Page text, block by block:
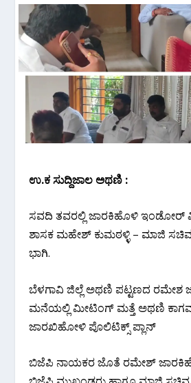
ಉ.ಕ ಸುದ್ದಿಜಾಲ ಅಥಣಿ :
ಸವದಿ ತವರಲ್ಲಿ ಜಾರಕಿಹೊಳಿ
ಶಾಸಕ ಮಹೇಶ್ ಕುಮಠಳ್ಳಿ – ಮಾಜಿ
ಭಾಗಿ.
ಬೆಳಗಾವಿ ಜಿಲ್ಲೆ ಅಥಣಿ ಪಟ್ಟಣದ ರಮೇಶ
ಮನೆಯಲ್ಲಿ ಮೀಟಿಂಗ್ ಮತ್ತೆ ಅಥಣಿ
ಜಾರಖಿಹೋಳಿ ಪೊಲಿಟಿಕ್ಸ್ ಪ್ಲಾನ್
ಬಿಜೆಪಿ ನಾಯಕರ ಜೊತೆ ರಮೇಶ್